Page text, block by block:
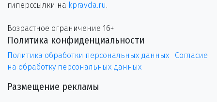
гиперссылки на kpravda.ru.
Возрастное ограничение 16+
Политика конфиденциальности
Политика обработки персональных данных
Согласие
на обработку персональных данных
Размещение рекламы